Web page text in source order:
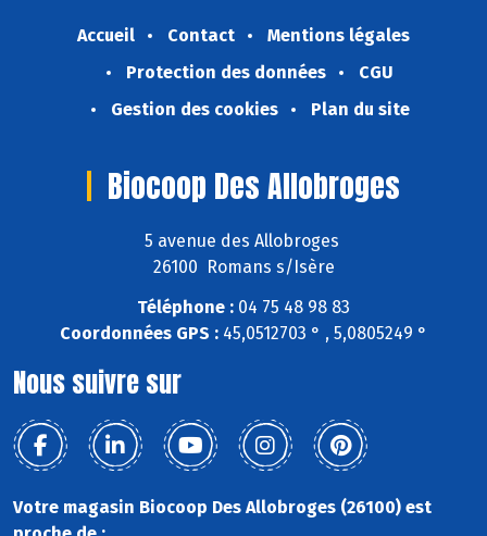
Accueil Contact
Mentions légales
Protection des données
CGU
Gestion des cookies
Plan du site
Biocoop Des Allobroges
5 avenue des Allobroges
26100 Romans s/Isère
Téléphone : 04 75 48 98 83
Coordonnées GPS : 45,0512703 ° , 5,0805249 °
Nous suivre sur
Votre magasin Biocoop Des Allobroges (26100) est